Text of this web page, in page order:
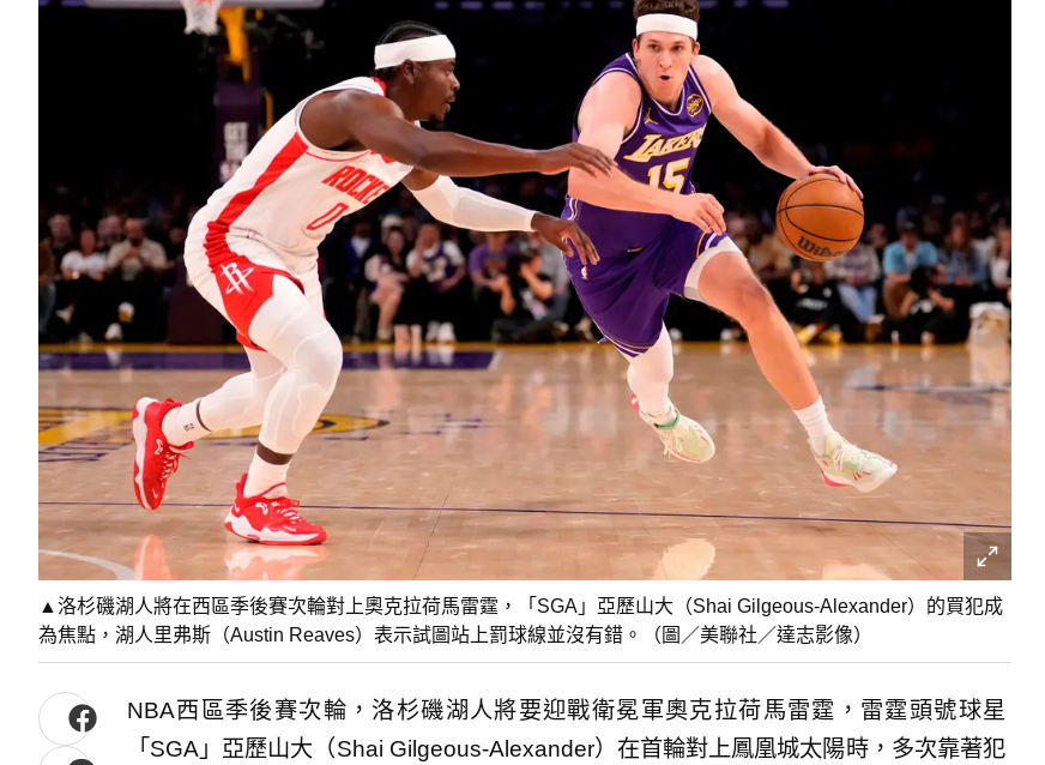
▲洛杉磯湖人將在西區季後賽次輪對上奧克拉荷馬雷霆，「SGA」亞歷山大（Shai Gilgeous-Alexander）的買犯成
為焦點，湖人里弗斯（Austin Reaves）表示試圖站上罰球線並沒有錯。（圖／美聯社／達志影像）
NBA西區季後賽次輪，洛杉磯湖人將要迎戰衛冕軍奧克拉荷馬雷霆，雷霆頭號球星
「SGA」亞歷山大（Shai Gilgeous-Alexander）在首輪對上鳳凰城太陽時，多次靠著犯